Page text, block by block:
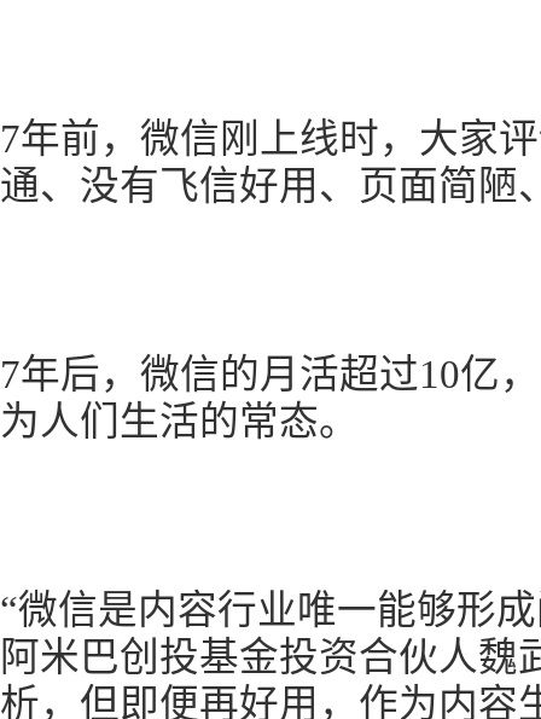
7年前，微信刚上线时，大家
通、没有飞信好用、页面简陋
7年后，微信的月活超过10亿
为人们生活的常态。
“微信是内容行业唯一能够形
阿米巴创投基金投资合伙人魏
析，但即便再好用，作为内容